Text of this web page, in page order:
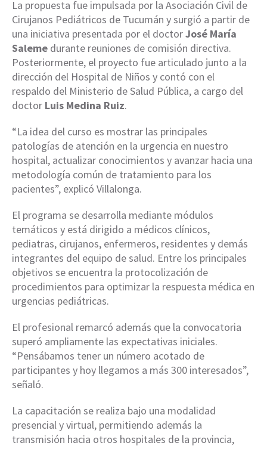
La propuesta fue impulsada por la Asociación Civil de
Cirujanos Pediátricos de Tucumán y surgió a partir de
una iniciativa presentada por el doctorJosé María
Saleme durante reuniones de comisión directiva.
Posteriormente, el proyecto fue articulado junto a la
dirección del Hospital de Niños y contó con el
respaldo del Ministerio de Salud Pública, a cargo del
doctor Luis Medina Ruiz.
“La idea del curso es mostrar las principales
patologías de atención en la urgencia en nuestro
hospital, actualizar conocimientos y avanzar hacia una
metodología común de tratamiento para los
pacientes”, explicó Villalonga.
El programa se desarrolla mediante módulos
temáticos y está dirigido a médicos clínicos,
pediatras, cirujanos, enfermeros, residentes y demás
integrantes del equipo de salud. Entre los principales
objetivos se encuentra la protocolización de
procedimientos para optimizar la respuesta médica en
urgencias pediátricas.
El profesional remarcó además que la convocatoria
superó ampliamente las expectativas iniciales.
“Pensábamos tener un número acotado de
participantes y hoy llegamos a más 300 interesados”,
señaló.
La capacitación se realiza bajo una modalidad
presencial y virtual, permitiendo además la
transmisión hacia otros hospitales de la provincia,